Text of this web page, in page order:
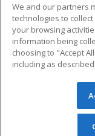
Military
Financial
Help
© 2026 ed2go,
reserved. The
redistributed
We and our partners
technologies to
your browsing
information being
choosing to "Accept
including as